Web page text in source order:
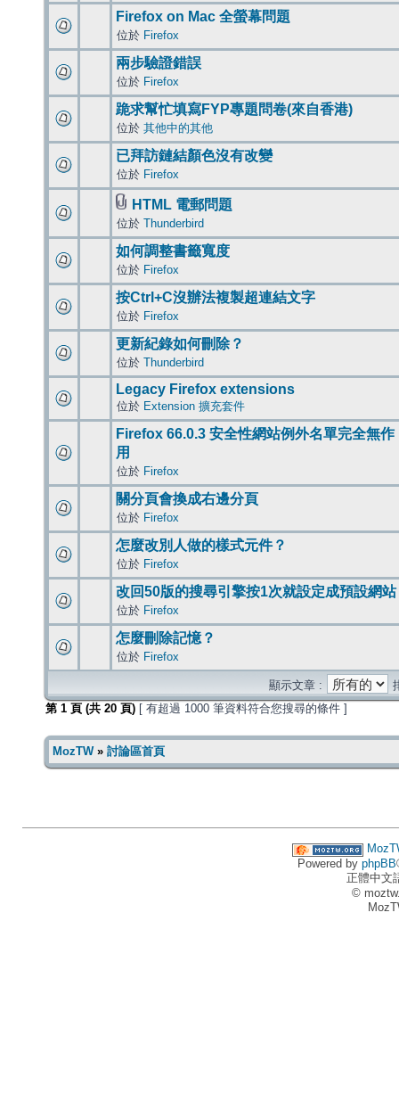
Firefox on Mac 全螢幕問題
位於 Firefox
兩步驗證錯誤
位於 Firefox
跪求幫忙填寫FYP專題問卷(來自香港)
位於 其他中的其他
已拜訪鏈結顏色沒有改變
位於 Firefox
HTML 電郵問題
位於 Thunderbird
如何調整書籤寬度
位於 Firefox
按Ctrl+C沒辦法複製超連結文字
位於 Firefox
更新紀錄如何刪除？
位於 Thunderbird
Legacy Firefox extensions
位於 Extension 擴充套件
Firefox 66.0.3 安全性網站例外名單完全無作
用
位於 Firefox
關分頁會換成右邊分頁
位於 Firefox
怎麼改別人做的樣式元件？
位於 Firefox
改回50版的搜尋引擎按1次就設定成預設網站
位於 Firefox
怎麼刪除記憶？
位於 Firefox
顯示文章 :
第 1 頁 (共 20 頁) [ 有超過 1000 筆資料符合您搜尋的條件 ]
MozTW» 討論區首頁
Powered by phpBB
正體中文
©